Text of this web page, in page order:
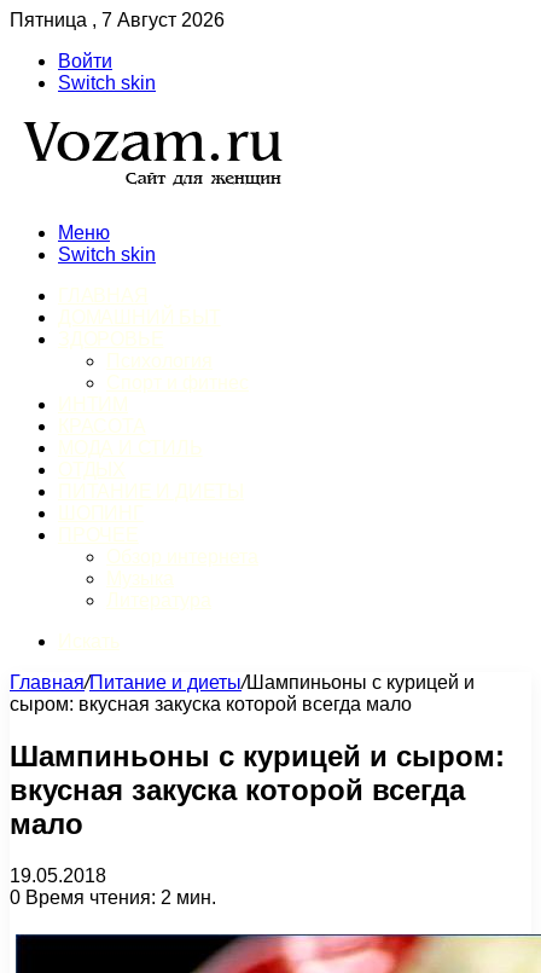
Пятница , 7 Август 2026
Войти
Switch skin
Меню
Switch skin
Главная/Питание и диеты/Шампиньоны с курицей и
сыром: вкусная закуска которой всегда мало
Шампиньоны с курицей и сыром:
вкусная закуска которой всегда
мало
19.05.2018
0 Время чтения: 2 мин.